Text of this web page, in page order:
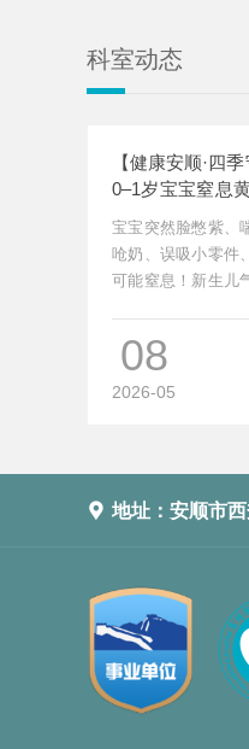
科室动态
【健康安顺·四
0–1岁宝宝窒息
家长请收好
宝宝突然脸憋紫、
呛奶、误吸小零件
可能窒息！新生儿
08
2026-05
 地址：安顺市